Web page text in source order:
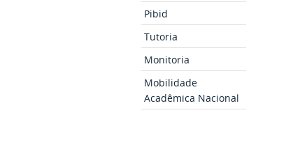
Pibid
Tutoria
Monitoria
Mobilidade
Acadêmica Nacional